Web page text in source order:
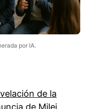
por IA.
de la